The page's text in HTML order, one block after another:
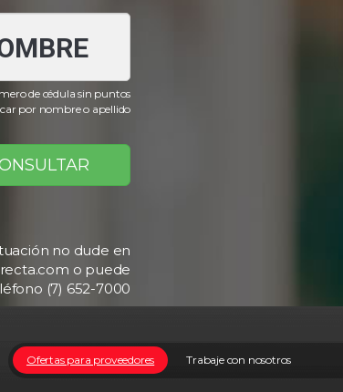
de cédula sin puntos
por nombre o apellido
no dude en
o puede
(7) 652-7000
Trabaje con nosotros
Ofertas para proveedores